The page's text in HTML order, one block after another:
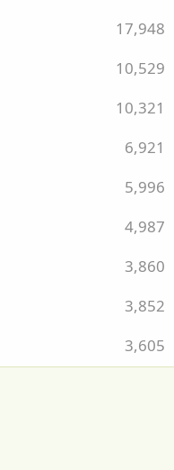
17,948
10,529
10,321
6,921
5,996
4,987
3,860
3,852
3,605